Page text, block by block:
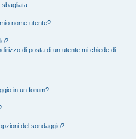
sbagliata
nome utente?
di posta di un utente mi chiede di
in un forum?
del sondaggio?